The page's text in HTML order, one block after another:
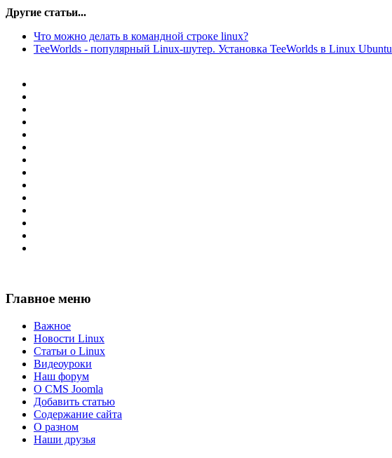
Другие статьи...
Что можно делать в командной строке linux?
TeeWorlds - популярный Linux-шутер. Установка TeeWorlds в Linux Ubuntu
Главное меню
Важное
Новости Linux
Статьи о Linux
Видеоуроки
Наш форум
О CMS Joomla
Добавить статью
Содержание сайта
О разном
Наши друзья